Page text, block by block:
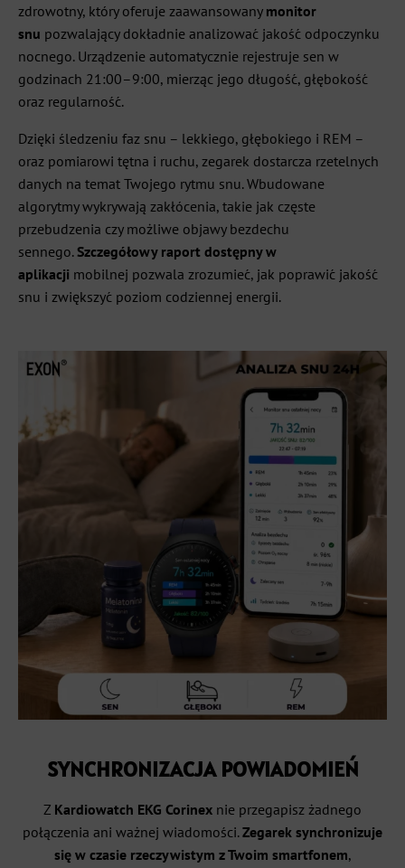
zdrowotny, który oferuje zaawansowany monitor
snu pozwalający dokładnie analizować jakość odpoczynku
nocnego. Urządzenie automatycznie rejestruje sen w
godzinach 21:00–9:00, mierząc jego długość, głębokość
oraz regularność.
Dzięki śledzeniu faz snu – lekkiego, głębokiego i REM –
oraz pomiarowi tętna i ruchu, zegarek dostarcza rzetelnych
danych na temat Twojego rytmu snu. Wbudowane
algorytmy wykrywają zakłócenia, takie jak częste
przebudzenia czy możliwe objawy bezdechu
sennego. Szczegółowy raport dostępny w
aplikacji mobilnej pozwala zrozumieć, jak poprawić jakość
snu i zwiększyć poziom codziennej energii.
SYNCHRONIZACJA POWIADOMIEŃ
Z Kardiowatch EKG Corinex nie przegapisz żadnego
połączenia ani ważnej wiadomości.Zegarek synchronizuje
się w czasie rzeczywistym z Twoim smartfonem,